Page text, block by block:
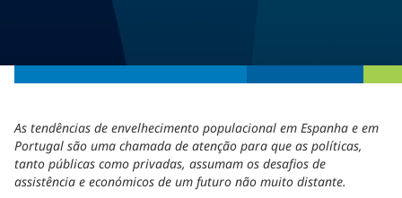
As tendências de envelhecimento populacional em Espanha e em
Portugal são uma chamada de atenção para que as políticas,
tanto públicas como privadas, assumam os desafios de
assistência e económicos de um futuro não muito distante.